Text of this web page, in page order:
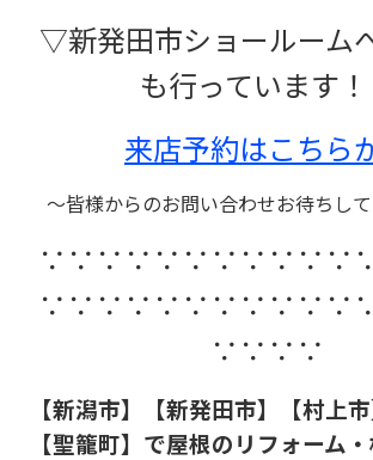
▽新発田市ショールーム
も行っています！
来店予約はこちら
～皆様からのお問い合わせお待ちし
∵∵∵∵
【新潟市】【新発田市】【村上市
【聖籠町】で屋根のリフォーム